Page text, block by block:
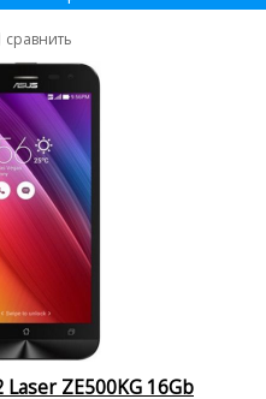
сравнить
Laser ZE500KG 16Gb